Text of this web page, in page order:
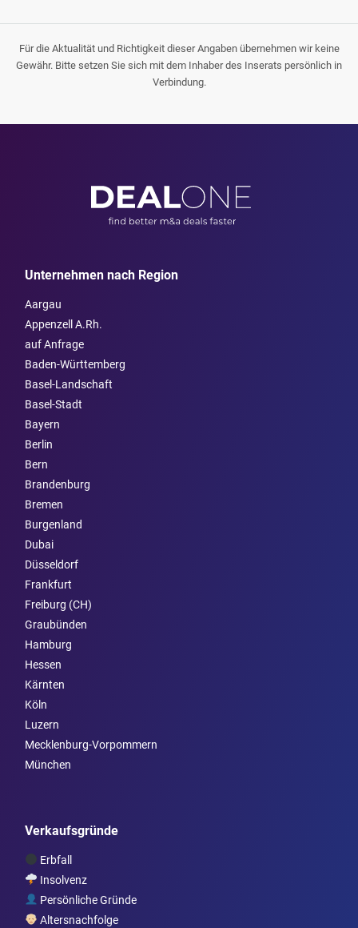
Für die Aktualität und Richtigkeit dieser Angaben übernehmen wir keine
Gewähr. Bitte setzen Sie sich mit dem Inhaber des Inserats persönlich in
Verbindung.
Unternehmen nach Region
Aargau
Appenzell A.Rh.
auf Anfrage
Baden-Württemberg
Basel-Landschaft
Basel-Stadt
Bayern
Berlin
Bern
Brandenburg
Bremen
Burgen­land
Dubai
Düsseldorf
Frankfurt
Freiburg (CH)
Graubünden
Hamburg
Hessen
Kärnten
Köln
Luzern
Mecklenburg-Vorpommern
München
Verkaufsgründe
Erbfall
Insolvenz
Persönliche Gründe
Altersnachfolge